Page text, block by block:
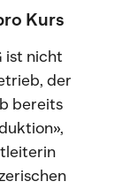
Kurs
ist nicht
der
bereits